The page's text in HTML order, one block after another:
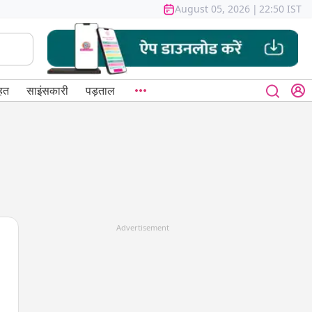
August 05, 2026 | 22:50 IST
साइंसकारी पड़ताल
Advertisement